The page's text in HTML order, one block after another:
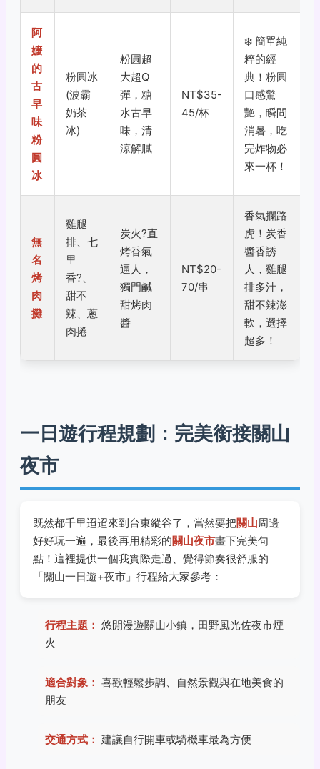
阿
嬤
的
古
早
味
粉
圓
冰
粉圓冰
(波霸
奶茶
冰)
粉圓超
大超Q
彈，糖
水古早
味，清
涼解膩
NT$35-
45/杯
❄️ 簡單純
粹的經
典！粉圓
口感驚
艷，瞬間
消暑，吃
完炸物必
來一杯！
無
名
烤
肉
攤
雞腿
排、七
里
香?
甜不
辣、蔥
肉捲
炭火?直
烤香氣
逼人，
獨門鹹
甜烤肉
醬
NT$20-
70/串
香氣攔路
虎！炭香
醬香誘
人，雞腿
排多汁，
甜不辣澎
軟，選擇
超多！
一日遊行程規劃：完美銜接關山
夜市
既然都千里迢迢來到台東縱谷了，當然要把關山周邊
好好玩一遍，最後再用精彩的關山夜市畫下完美句
點！這裡提供一個我實際走過、覺得節奏很舒服的
「關山一日遊+夜市」行程給大家參考：
行程主題： 悠閒漫遊關山小鎮，田野風光佐夜市煙
火
適合對象： 喜歡輕鬆步調、自然景觀與在地美食的
朋友
交通方式： 建議自行開車或騎機車最為方便